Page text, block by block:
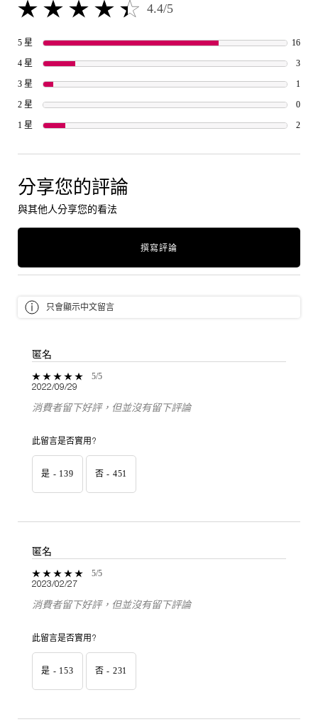
4.4 out of 5 stars. 4.4/5
5 星 16
4 星 3
3 星 1
2 星 0
1 星 2
分享您的評論
與其他人分享您的看法
撰寫評論
只會顯示中文留言
匿名
5 out of 5 stars.
5/5
2022/09/29
消費者留下好評，但並沒有留下評論
此留言是否實用?
是 - 139 否 - 451
匿名
5 out of 5 stars.
5/5
2023/02/27
消費者留下好評，但並沒有留下評論
此留言是否實用?
是 - 153 否 - 231